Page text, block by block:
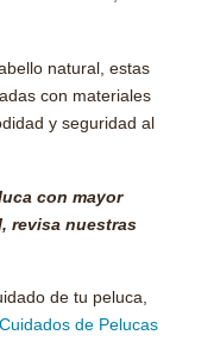
natural, estas
con materiales
y seguridad al
con mayor
revisa nuestras
de tu peluca,
Cuidados de Pelucas